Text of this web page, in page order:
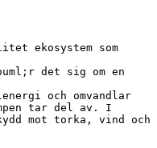
ekosystem som
det sig om en
och omvandlar
tar del av. I
mot torka, vind och